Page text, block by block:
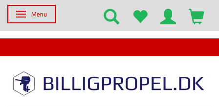
Skifte navigation
Menu